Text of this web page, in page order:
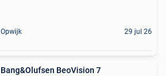
Opwijk 29 jul 26
Bang&Olufsen BeoVision 7